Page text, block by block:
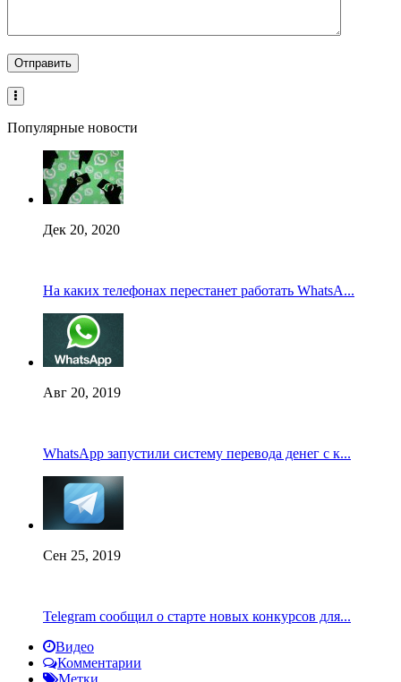
Популярные новости
Дек 20, 2020
На каких телефонах перестанет работать WhatsA...
Авг 20, 2019
WhatsApp запустили систему перевода денег с к...
Сен 25, 2019
Telegram сообщил о старте новых конкурсов для...
Видео
Комментарии